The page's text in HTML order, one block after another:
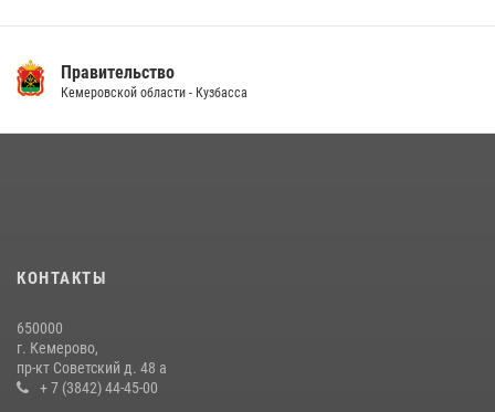
Правительство
Кемеровской области - Кузбасса
КОНТАКТЫ
650000
г. Кемерово,
пр-кт Советский д. 48 а
+ 7 (3842) 44-45-00